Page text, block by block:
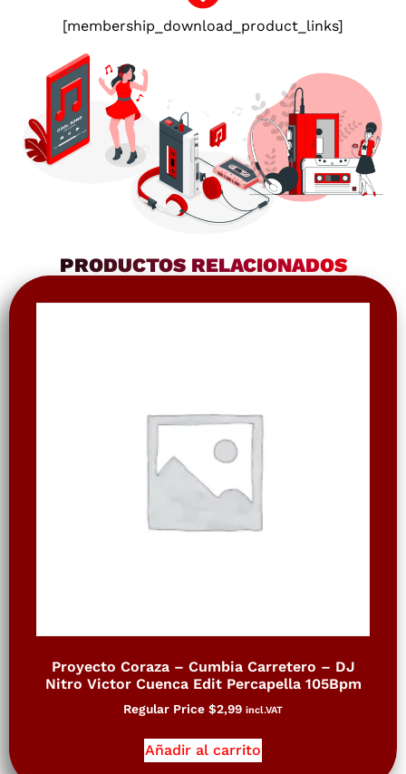
[membership_download_product_links]
PRODUCTOS RELACIONADOS
Proyecto Coraza – Cumbia Carretero – DJ
Nitro Victor Cuenca Edit Percapella 105Bpm
Regular Price $2,99 incl.VAT
Añadir al carrito